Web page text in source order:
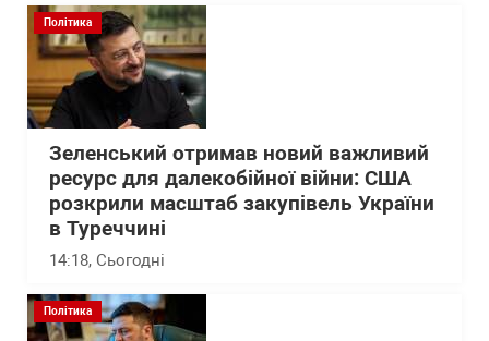
Політика
Зеленський отримав новий важливий
ресурс для далекобійної війни: США
розкрили масштаб закупівель України
в Туреччині
14:18, Сьогодні
Політика